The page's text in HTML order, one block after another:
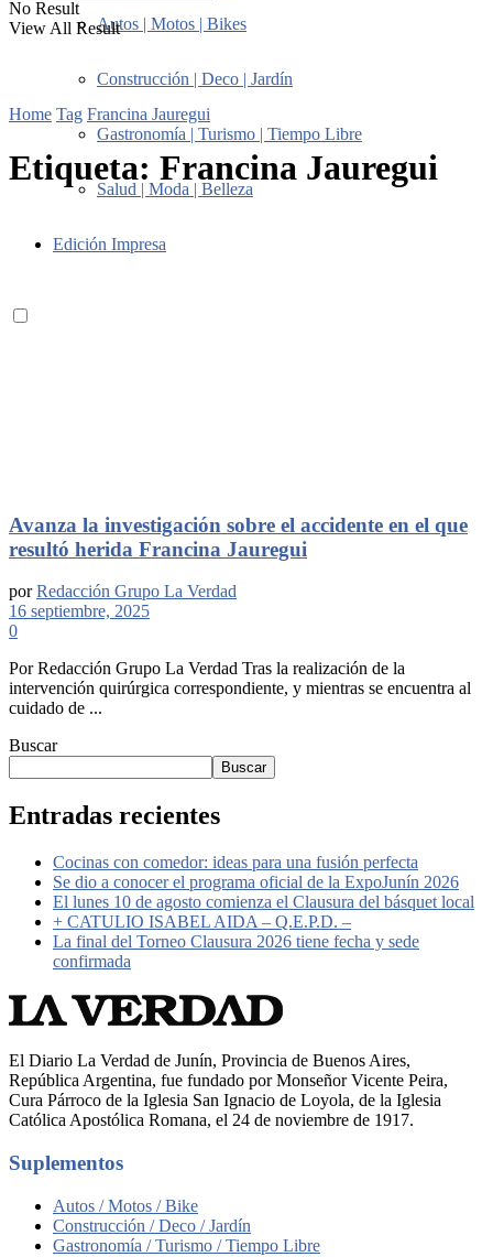
Autos | Motos | Bikes
Construcción | Deco | Jardín
Gastronomía | Turismo | Tiempo Libre
Salud | Moda | Belleza
Edición Impresa
No Result
View All Result
Home Tag Francina Jauregui
Etiqueta: Francina Jauregui
Avanza la investigación sobre el accidente en el que
resultó herida Francina Jauregui
por Redacción Grupo La Verdad
16 septiembre, 2025
0
Por Redacción Grupo La Verdad Tras la realización de la
intervención quirúrgica correspondiente, y mientras se encuentra al
cuidado de ...
Buscar
Buscar
Entradas recientes
Cocinas con comedor: ideas para una fusión perfecta
Se dio a conocer el programa oficial de la ExpoJunín 2026
El lunes 10 de agosto comienza el Clausura del básquet local
+ CATULIO ISABEL AIDA – Q.E.P.D. –
La final del Torneo Clausura 2026 tiene fecha y sede
confirmada
El Diario La Verdad de Junín, Provincia de Buenos Aires,
República Argentina, fue fundado por Monseñor Vicente Peira,
Cura Párroco de la Iglesia San Ignacio de Loyola, de la Iglesia
Católica Apostólica Romana, el 24 de noviembre de 1917.
Suplementos
Autos / Motos / Bike
Construcción / Deco / Jardín
Gastronomía / Turismo / Tiempo Libre